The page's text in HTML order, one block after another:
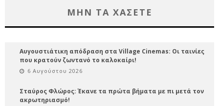
ΜΗΝ ΤΑ ΧΑΣΕΤΕ
Αυγουστιάτικη απόδραση στα Village Cinemas: Οι ταινίες
που κρατούν ζωντανό το καλοκαίρι!
6 Αυγούστου 2026
Σταύρος Φλώρος: Έκανε τα πρώτα βήματα με πι μετά τον
ακρωτηριασμό!